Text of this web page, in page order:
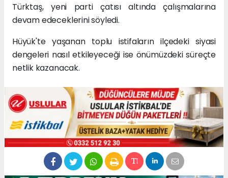
Türktaş, yeni parti çatısı altında çalışmalarına
devam edeceklerini söyledi.
Hüyük'te yaşanan toplu istifaların ilçedeki siyasi
dengeleri nasıl etkileyeceği ise önümüzdeki süreçte
netlik kazanacak.